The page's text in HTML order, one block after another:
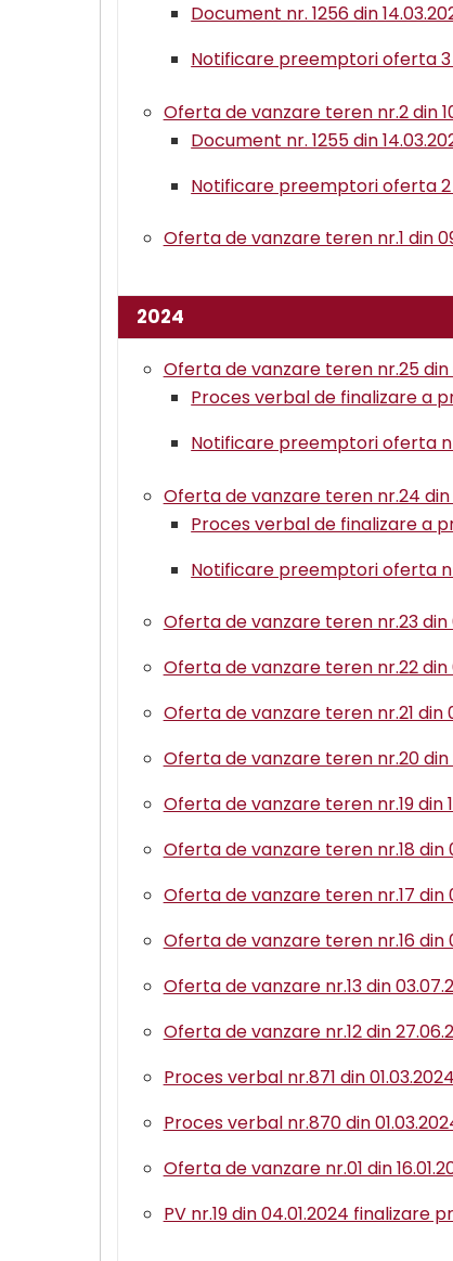
Document nr. 1256 din
Notificare preemptori oferta 3
Oferta de vanzare teren nr.2 din
Document nr. 1255 din
Notificare preemptori oferta 2
Oferta de vanzare teren nr.1 din
2024
Oferta de vanzare teren nr.25 din
Proces verbal de finalizare a
Notificare preemptori oferta
Oferta de vanzare teren nr.24 din
Proces verbal de finalizare a
Notificare preemptori oferta
Oferta de vanzare teren nr.23 din
Oferta de vanzare teren nr.22 din
Oferta de vanzare teren nr.21 din
Oferta de vanzare teren nr.20 din
Oferta de vanzare teren nr.19 din
Oferta de vanzare teren nr.18 din
Oferta de vanzare teren nr.17 din
Oferta de vanzare teren nr.16 din
Oferta de vanzare nr.13 din
Oferta de vanzare nr.12 din
Proces verbal nr.871 din 01.03.2024
Proces verbal nr.870 din
Oferta de vanzare nr.01 din
PV nr.19 din 04.01.2024